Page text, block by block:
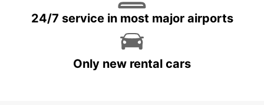
24/7 service in most major airports
Only new rental cars